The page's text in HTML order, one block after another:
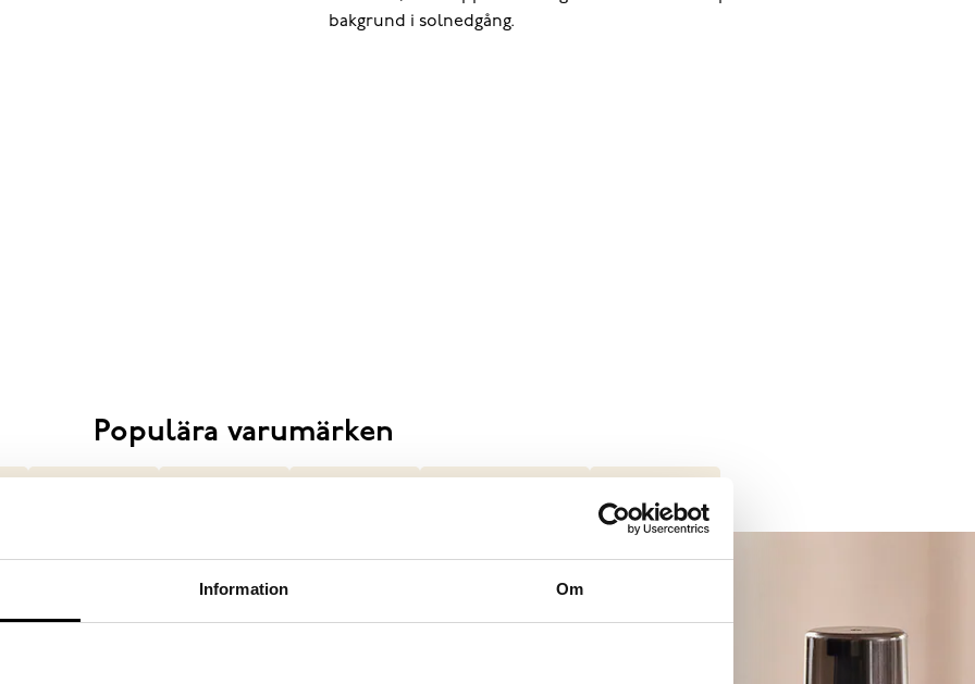
Information Om
Populära varumärken